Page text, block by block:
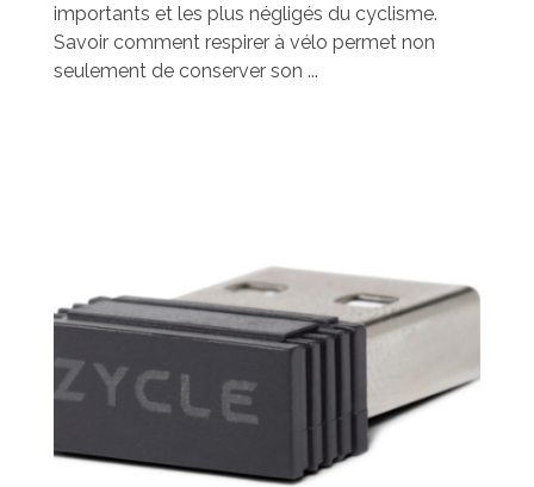
importants et les plus négligés du cyclisme.
Savoir comment respirer à vélo permet non
seulement de conserver son ...